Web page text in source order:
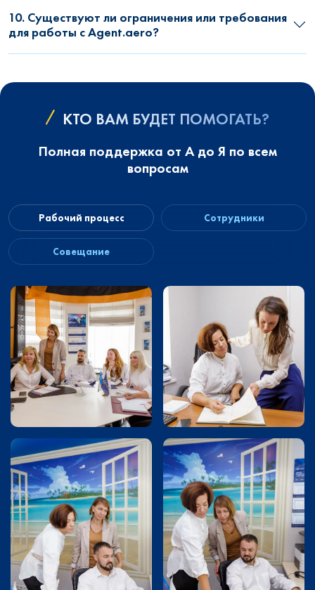
10. Существуют ли ограничения или требования
для работы с Agent.aero?
КТО ВАМ БУДЕТ ПОМОГАТЬ?
Полная поддержка от А до Я по всем
вопросам
Рабочий процесс Сотрудники
Совещание